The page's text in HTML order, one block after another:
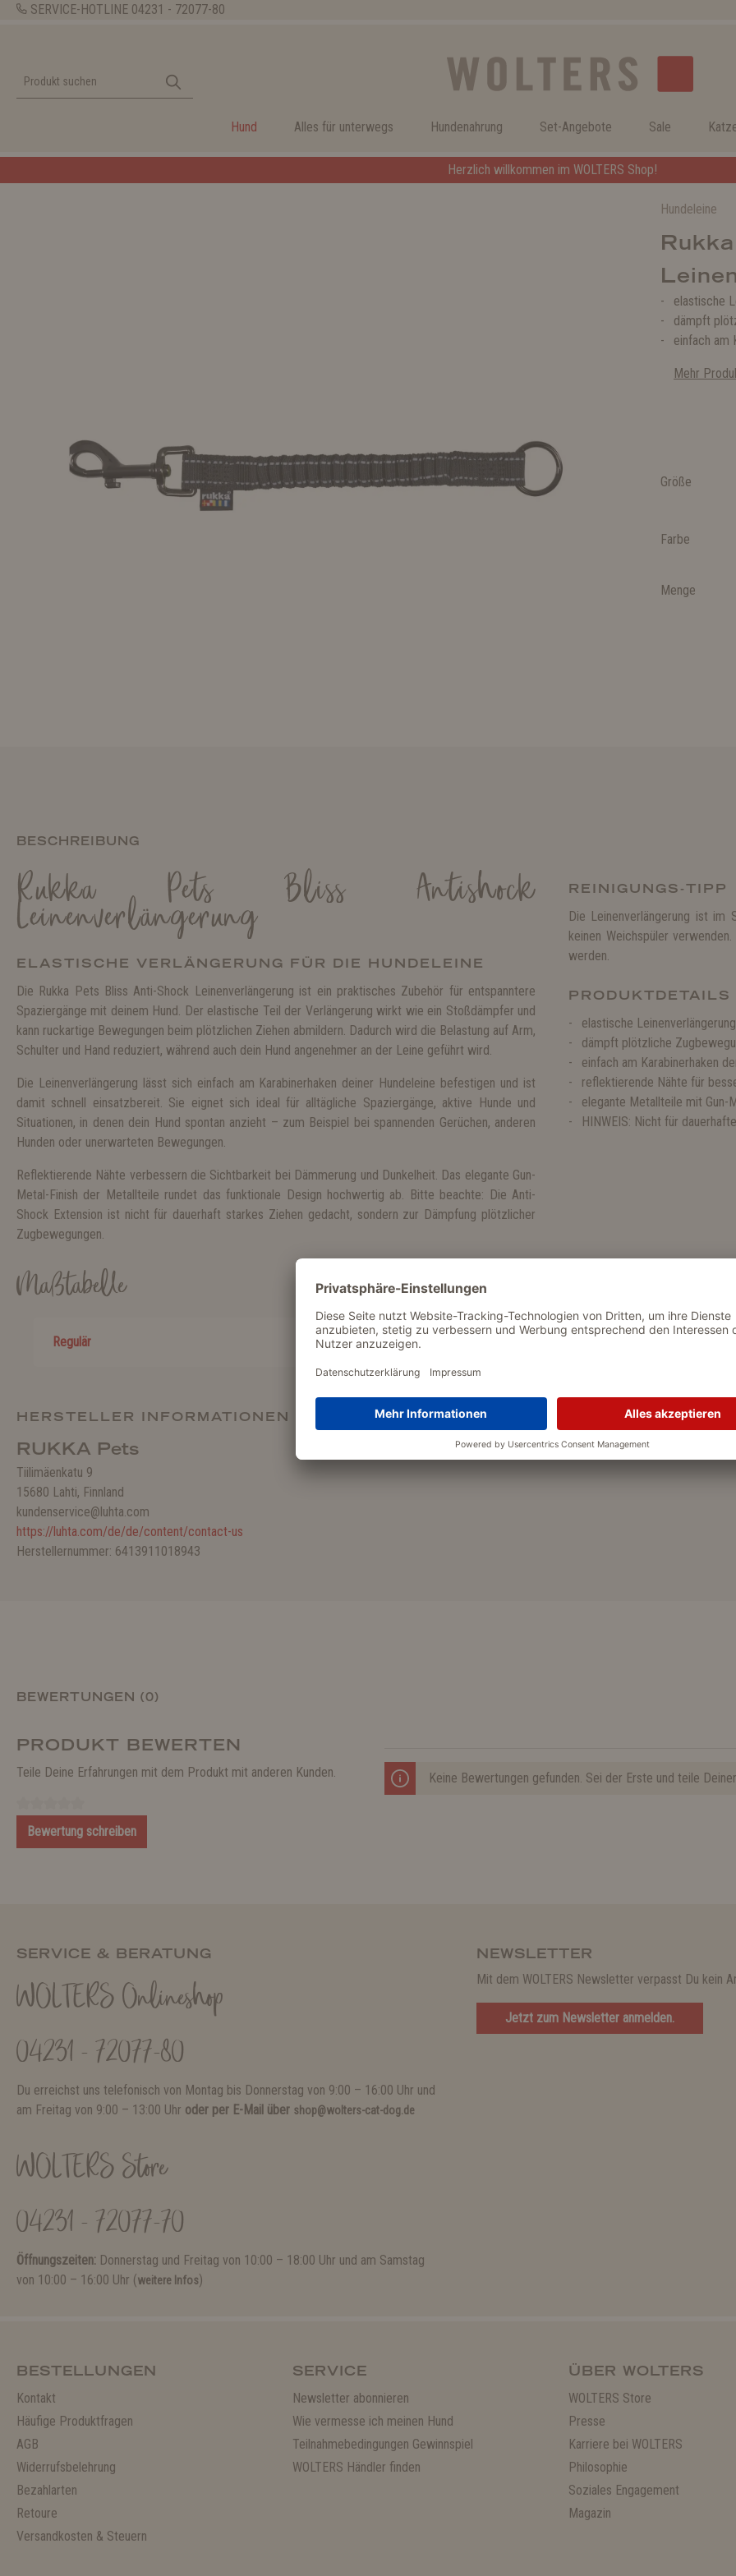
SERVICE-HOTLINE 04231 - 72077-80
Hund Alles für unterwegs Hundenahrung Set-Angebote Sale
Herzlich willkommen im WOLTERS Shop!
Hundeleine
elastische
dämpft
einfach am
Mehr
Größe
Farbe
Menge
BESCHREIBUNG
Rukka Pets Bliss Antishock
Leinenverlängerung
ELASTISCHE VERLÄNGERUNG FÜR DIE HUNDELEINE
Die Rukka Pets Bliss Anti-Shock Leinenverlängerung ist ein praktisches Zubehör für entspanntere
Spaziergänge mit deinem Hund. Der elastische Teil der Verlängerung wirkt wie ein Stoßdämpfer und
kann ruckartige Bewegungen beim plötzlichen Ziehen abmildern. Dadurch wird die Belastung auf Arm,
Schulter und Hand reduziert, während auch dein Hund angenehmer an der Leine geführt wird.
Die Leinenverlängerung lässt sich einfach am Karabinerhaken deiner Hundeleine befestigen und ist
damit schnell einsatzbereit. Sie eignet sich ideal für alltägliche Spaziergänge, aktive Hunde und
Situationen, in denen dein Hund spontan anzieht – zum Beispiel bei spannenden Gerüchen, anderen
Hunden oder unerwarteten Bewegungen.
Reflektierende Nähte verbessern die Sichtbarkeit bei Dämmerung und Dunkelheit. Das elegante Gun-
Metal-Finish der Metallteile rundet das funktionale Design hochwertig ab. Bitte beachte: Die Anti-
Shock Extension ist nicht für dauerhaft starkes Ziehen gedacht, sondern zur Dämpfung plötzlicher
Zugbewegungen.
Maßtabelle
Regulär
HERSTELLER INFORMATIONEN
RUKKA Pets
Tiilimäenkatu 9
15680 Lahti, Finnland
kundenservice@luhta.com
https://luhta.com/de/de/content/contact-us
Herstellernummer: 6413911018943
REINIGUNGS-TIPP
Die Leinenverlängerung ist im
keinen Weichspüler
werden.
PRODUKTDETAILS
elastische
dämpft plötzliche
einfach am Karabinerhaken
reflektierende Nähte für
elegante Metallteile mit Gun-
HINWEIS: Nicht für
BEWERTUNGEN (0)
PRODUKT BEWERTEN
Teile Deine Erfahrungen mit dem Produkt mit anderen Kunden.
Bewertung schreiben
Keine Bewertungen gefunden. Sei der Erste und teile
SERVICE & BERATUNG
WOLTERS Onlineshop
04231 - 72077-80
Du erreichst uns telefonisch von Montag bis Donnerstag von 9:00 – 16:00 Uhr und
am Freitag von 9:00 – 13:00 Uhr oder per E-Mail über shop@wolters-cat-dog.de
WOLTERS Store
04231 - 72077-70
Öffnungszeiten: Donnerstag und Freitag von 10:00 – 18:00 Uhr und am Samstag
von 10:00 – 16:00 Uhr (weitere Infos)
NEWSLETTER
Mit dem WOLTERS Newsletter verpasst Du kein
Jetzt zum Newsletter anmelden.
BESTELLUNGEN
Kontakt
Häufige Produktfragen
AGB
Widerrufsbelehrung
Bezahlarten
Retoure
Versandkosten & Steuern
SERVICE
Newsletter abonnieren
Wie vermesse ich meinen Hund
Teilnahmebedingungen Gewinnspiel
WOLTERS Händler finden
ÜBER WOLTERS
WOLTERS Store
Presse
Karriere bei WOLTERS
Philosophie
Soziales Engagement
Magazin